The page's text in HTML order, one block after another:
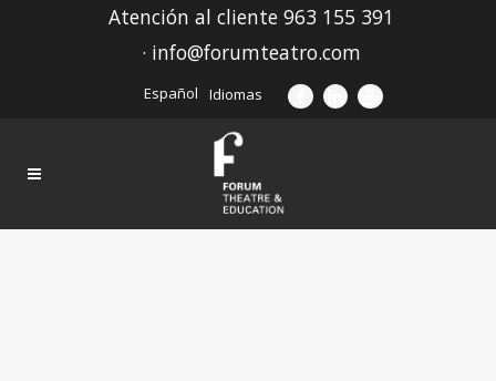
Atención al cliente 963 155 391
· info@forumteatro.com
Idiomas
Español